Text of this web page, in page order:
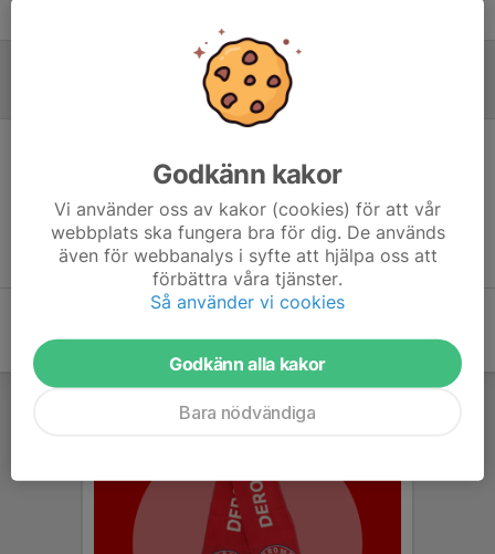
Inget skrivet
Godkänn kakor
Vi använder oss av kakor (cookies) för att vår
webbplats ska fungera bra för dig. De används
även för webbanalys i syfte att hjälpa oss att
förbättra våra tjänster.
Så använder vi cookies
Godkänn alla kakor
Bara nödvändiga